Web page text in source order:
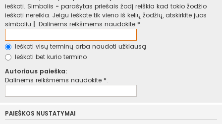
ieškoti. Simbolis - parašytas priešais žodį reiškia kad tokio žodžio
ieškoti nereikia. Jeigu ieškote tik vieno iš kelių žodžių, atskirkite juos
simboliu . Dalinėms reikšmėms naudokite *.
Ieškoti visų terminų arba naudoti užklausą
Ieškoti bet kurio termino
Autoriaus paieška:
Dalinėms reikšmėms naudokite *.
PAIEŠKOS NUSTATYMAI